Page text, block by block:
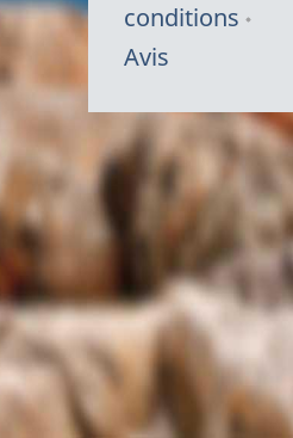
conditions
Avis